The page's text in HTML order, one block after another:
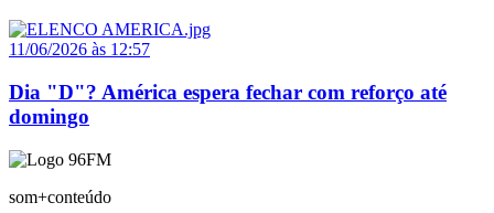
11/06/2026 às 12:57
Dia "D"? América espera fechar com reforço até
domingo
som+conteúdo